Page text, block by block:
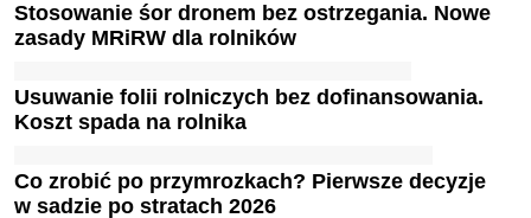
Stosowanie śor dronem bez ostrzegania. Nowe
zasady MRiRW dla rolników
Usuwanie folii rolniczych bez dofinansowania.
Koszt spada na rolnika
Co zrobić po przymrozkach? Pierwsze decyzje
w sadzie po stratach 2026